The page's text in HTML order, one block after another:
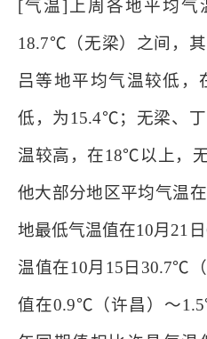
[气温]上周各地平均气
18.7℃（无梁）之间，
吕等地平均气温较低
低，为15.4℃；无梁、
温较高，在18℃以上，
他大部分地区平均气温
地最低气温值在10月21
温值在10月15日30.7℃
值在0.9℃（许昌）～